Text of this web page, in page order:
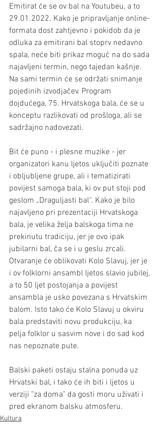
Emitirat će se ov bal na Youtubeu, a to
29.01.2022. Kako je pripravljanje online-
formata dost zahtjevno i pokidob da je
odluka za emitirani bal stoprv nedavno
spala, neće biti prikaz moguć na do sada
najavljeni termin, nego tajedan kašnje.
Na sami termin će se održati snimanje
pojedinih izvodjačev. Program
dojdućega, 75. Hrvatskoga bala, će se u
konceptu razlikovati od prošloga, ali se
sadržajno nadovezati.
Bit će puno - i plesne muzike - jer
organizatori kanu ljetos uključiti poznate
i obljubljene grupe, ali i tematizirati
povijest samoga bala, ki ov put stoji pod
geslom „Draguljasti bal“. Kako je bilo
najavljeno pri prezentaciji Hrvatskoga
bala, je velika želja balskoga tima ne
prekinutu tradiciju, jer je ovo ipak
jubilarni bal, ča se i u geslu zrcali.
Otvaranje će oblikovati Kolo Slavuj, jer je
i ov folklorni ansambl ljetos slavio jubilej,
a to 50 ljet postojanja a povijest
ansambla je usko povezana s Hrvatskim
balom. Isto tako će Kolo Slavuj u okviru
bala predstaviti novu produkciju, ka
pelja folklor u sasvim nove i do sad kod
nas nepoznate pute.
Balski paketi ostaju stalna ponuda uz
Hrvatski bal, i tako će ih biti i ljetos u
verziji "za doma" da gosti moru uživati i
pred ekranom balsku atmosferu.
Kultura